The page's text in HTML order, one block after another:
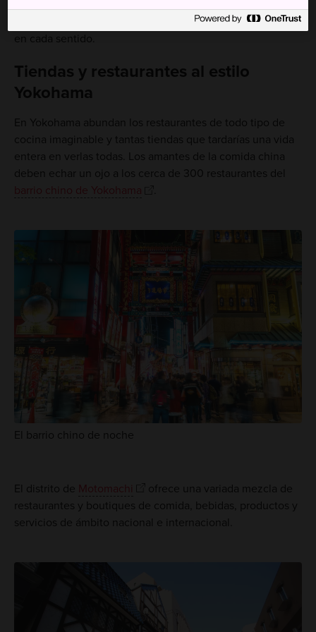
Yokohama tardan aproximadamente 1 hora y 30 minutos
en cada sentido.
Tiendas y restaurantes al estilo
Yokohama
En Yokohama abundan los restaurantes de todo tipo de
cocina imaginable y tantas tiendas que tardarías una vida
entera en verlas todas. Los amantes de la comida china
deben echar un ojo a los cerca de 300 restaurantes del
barrio chino de Yokohama
El barrio chino de noche
El distrito de Motomachi
ofrece una variada mezcla de
restaurantes y boutiques de comida, bebidas, productos y
servicios de ámbito nacional e internacional.